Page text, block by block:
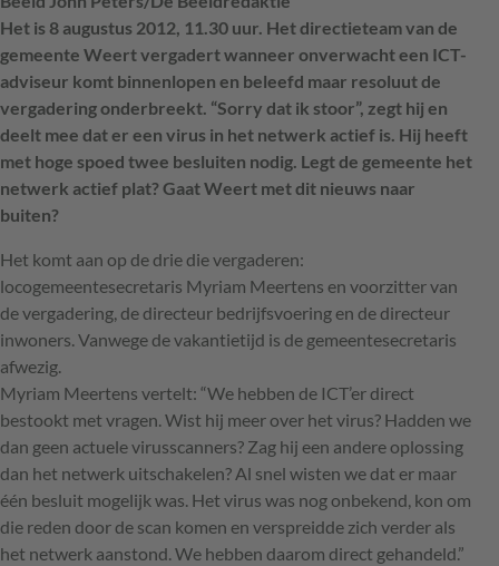
Het is 8 augustus 2012, 11.30 uur. Het directieteam van de
gemeente Weert vergadert wanneer onverwacht een ICT-
adviseur komt binnenlopen en beleefd maar resoluut de
vergadering onderbreekt. “Sorry dat ik stoor”, zegt hij en
deelt mee dat er een virus in het netwerk actief is. Hij heeft
met hoge spoed twee besluiten nodig. Legt de gemeente het
netwerk actief plat? Gaat Weert met dit nieuws naar
buiten?
Het komt aan op de drie die vergaderen:
locogemeentesecretaris Myriam Meertens en voorzitter van
de vergadering, de directeur bedrijfsvoering en de directeur
inwoners. Vanwege de vakantietijd is de gemeentesecretaris
afwezig.
Myriam Meertens vertelt: “We hebben de ICT’er direct
bestookt met vragen. Wist hij meer over het virus? Hadden we
dan geen actuele virusscanners? Zag hij een andere oplossing
dan het netwerk uitschakelen? Al snel wisten we dat er maar
één besluit mogelijk was. Het virus was nog onbekend, kon om
die reden door de scan komen en verspreidde zich verder als
het netwerk aanstond. We hebben daarom direct gehandeld.”